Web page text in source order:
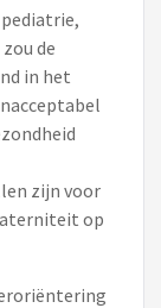
de
in het
zijn voor
op